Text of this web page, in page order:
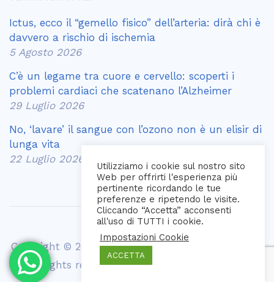
Ictus, ecco il “gemello fisico” dell’arteria: dirà chi è
davvero a rischio di ischemia
5 Agosto 2026
C’è un legame tra cuore e cervello: scoperti i
problemi cardiaci che scatenano l’Alzheimer
29 Luglio 2026
No, ‘lavare’ il sangue con l’ozono non è un elisir di
lunga vita
22 Luglio 2026
Copyright © 2021 Biomedical Diagnostic Center srl
| All rights reserved | P. iva 00405150616 |
Utilizziamo i cookie sul nostro sito
Web per offrirti l'esperienza più
pertinente ricordando le tue
preferenze e ripetendo le visite.
Cliccando “Accetta” acconsenti
all'uso di TUTTI i cookie.
Impostazioni Cookie
ACCETTA